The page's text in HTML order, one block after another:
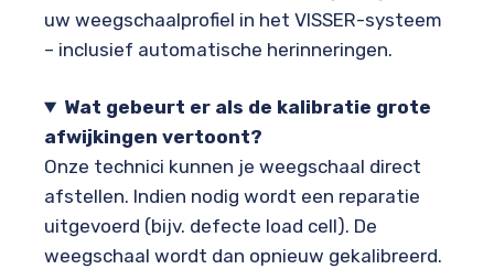
uw weegschaalprofiel in het VISSER-systeem
– inclusief automatische herinneringen.
Wat gebeurt er als de kalibratie grote
afwijkingen vertoont?
Onze technici kunnen je weegschaal direct
afstellen. Indien nodig wordt een reparatie
uitgevoerd (bijv. defecte load cell). De
weegschaal wordt dan opnieuw gekalibreerd.